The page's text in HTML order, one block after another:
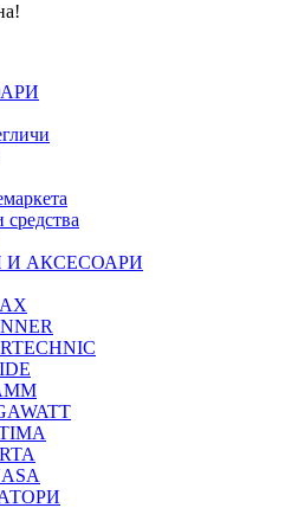
И АКСЕСОАРИ